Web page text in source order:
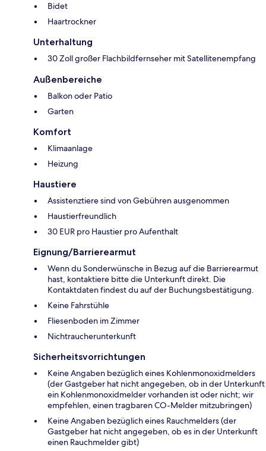
Bidet
Haartrockner
Unterhaltung
30 Zoll großer Flachbildfernseher mit Satellitenempfang
Außenbereiche
Balkon oder Patio
Garten
Komfort
Klimaanlage
Heizung
Haustiere
Assistenztiere sind von Gebühren ausgenommen
Haustierfreundlich
30 EUR pro Haustier pro Aufenthalt
Eignung/Barrierearmut
Wenn du Sonderwünsche in Bezug auf die Barrierearmut
hast, kontaktiere bitte die Unterkunft direkt. Die
Kontaktdaten findest du auf der Buchungsbestätigung.
Keine Fahrstühle
Fliesenboden im Zimmer
Nichtraucherunterkunft
Sicherheitsvorrichtungen
Keine Angaben bezüglich eines Kohlenmonoxidmelders
(der Gastgeber hat nicht angegeben, ob in der Unterkunft
ein Kohlenmonoxidmelder vorhanden ist oder nicht; wir
empfehlen, einen tragbaren CO-Melder mitzubringen)
Keine Angaben bezüglich eines Rauchmelders (der
Gastgeber hat nicht angegeben, ob es in der Unterkunft
einen Rauchmelder gibt)